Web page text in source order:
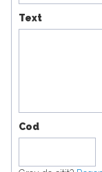
Text
Cod